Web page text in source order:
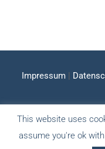
Impressum |
This website uses
assume you're ok